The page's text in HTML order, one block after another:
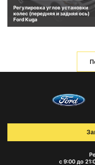
Регулировка углов установки
колес (передняя и задняя ось)
Ford Kuga
с 9:00 до